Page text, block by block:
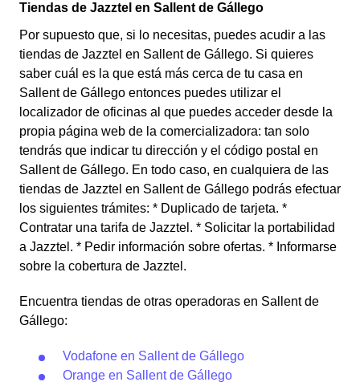
Tiendas de Jazztel en Sallent de Gállego
Por supuesto que, si lo necesitas, puedes acudir a las
tiendas de Jazztel en Sallent de Gállego. Si quieres
saber cuál es la que está más cerca de tu casa en
Sallent de Gállego entonces puedes utilizar el
localizador de oficinas al que puedes acceder desde la
propia página web de la comercializadora: tan solo
tendrás que indicar tu dirección y el código postal en
Sallent de Gállego. En todo caso, en cualquiera de las
tiendas de Jazztel en Sallent de Gállego podrás efectuar
los siguientes trámites: * Duplicado de tarjeta. *
Contratar una tarifa de Jazztel. * Solicitar la portabilidad
a Jazztel. * Pedir información sobre ofertas. * Informarse
sobre la cobertura de Jazztel.
Encuentra tiendas de otras operadoras en Sallent de
Gállego:
Vodafone en Sallent de Gállego
Orange en Sallent de Gállego